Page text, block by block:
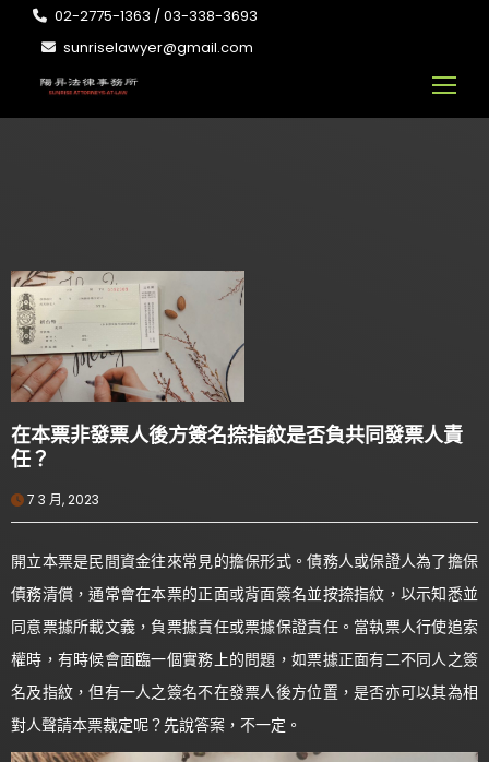
02-2775-1363 / 03-338-3693
sunriselawyer@gmail.com
在本票非發票人後方簽名捺指紋是否負共同發票人責
任？
7 3 月, 2023
開立本票是民間資金往來常見的擔保形式。債務人或保證人為了擔保
債務清償，通常會在本票的正面或背面簽名並按捺指紋，以示知悉並
同意票據所載文義，負票據責任或票據保證責任。當執票人行使追索
權時，有時候會面臨一個實務上的問題，如票據正面有二不同人之簽
名及指紋，但有一人之簽名不在發票人後方位置，是否亦可以其為相
對人聲請本票裁定呢？先說答案，不一定。